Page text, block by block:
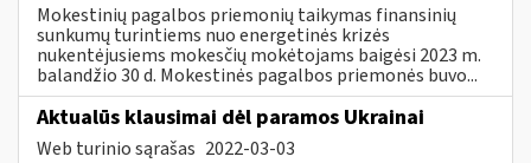
Mokestinių pagalbos priemonių taikymas finansinių
sunkumų turintiems nuo energetinės krizės
nukentėjusiems mokesčių mokėtojams baigėsi 2023 m.
balandžio 30 d. Mokestinės pagalbos priemonės buvo...
Aktualūs klausimai dėl paramos Ukrainai
Web turinio sąrašas 2022-03-03